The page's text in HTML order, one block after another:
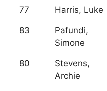
77 Harris, Luke
83
Pafundi,
Simone
80
Stevens,
Archie